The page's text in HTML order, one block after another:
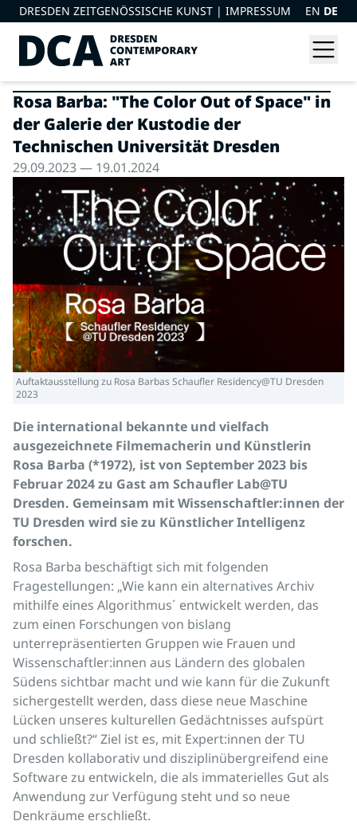
DRESDEN ZEITGENÖSSISCHE KUNST | IMPRESSUM EN DE
Rosa Barba: "The Color Out of Space" in
der Galerie der Kustodie der
Technischen Universität Dresden
29.09.2023 — 19.01.2024
Auftaktausstellung zu Rosa Barbas Schaufler Residency@TU Dresden
2023
Die international bekannte und vielfach
ausgezeichnete Filmemacherin und Künstlerin
Rosa Barba (*1972), ist von September 2023 bis
Februar 2024 zu Gast am Schaufler Lab@TU
Dresden. Gemeinsam mit Wissenschaftler:innen der
TU Dresden wird sie zu Künstlicher Intelligenz
forschen.
Rosa Barba beschäftigt sich mit folgenden
Fragestellungen: „Wie kann ein alternatives Archiv
mithilfe eines Algorithmus´ entwickelt werden, das
zum einen Forschungen von bislang
unterrepräsentierten Gruppen wie Frauen und
Wissenschaftler:innen aus Ländern des globalen
Südens sichtbar macht und wie kann für die Zukunft
sichergestellt werden, dass diese neue Maschine
Lücken unseres kulturellen Gedächtnisses aufspürt
und schließt?“ Ziel ist es, mit Expert:innen der TU
Dresden kollaborativ und disziplinübergreifend eine
Software zu entwickeln, die als immaterielles Gut als
Anwendung zur Verfügung steht und so neue
Denkräume erschließt.